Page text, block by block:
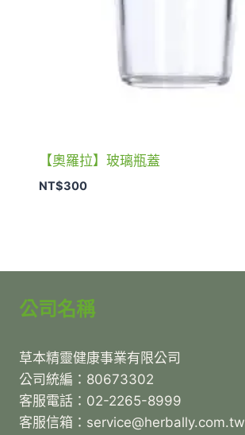
【奧羅拉】玻璃瓶蓋
NT$300
公司名稱
草本精靈健康事業有限公司
公司統編：80673302
客服電話：02-2265-8999
客服信箱：service@herbally.com.tw